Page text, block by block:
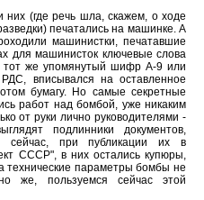
них (где речь шла, скажем, о ходе
печатались на машинке. А
машинистки, печатавшие
для машинисток ключевые слова
тот же упомянутый шифр А-9 или
вписывался на оставленное
бумагу. Но самые секретные
работ над бомбой, уже никаким
от руки лично руководителями -
подлинники документов,
сейчас, при публикации их в
СССР", в них остались купюры,
технические параметры бомбы не
же, пользуемся сейчас этой